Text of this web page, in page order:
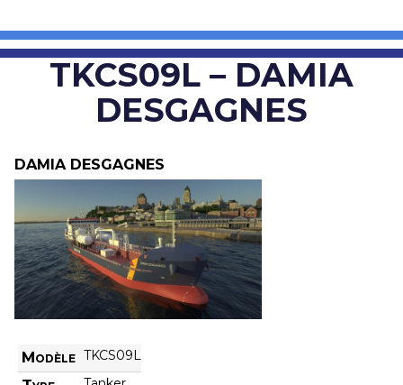
TKCS09L – DAMIA
DESGAGNES
DAMIA DESGAGNES
Modèle TKCS09L